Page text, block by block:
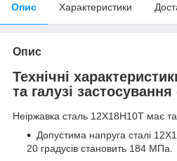
Опис Характеристики
Опис
Технічні
та галузі
Неіржавка сталь 12Х18Н10Т має
Допустима напруга сталі
20 градусів становить 184 МПа.